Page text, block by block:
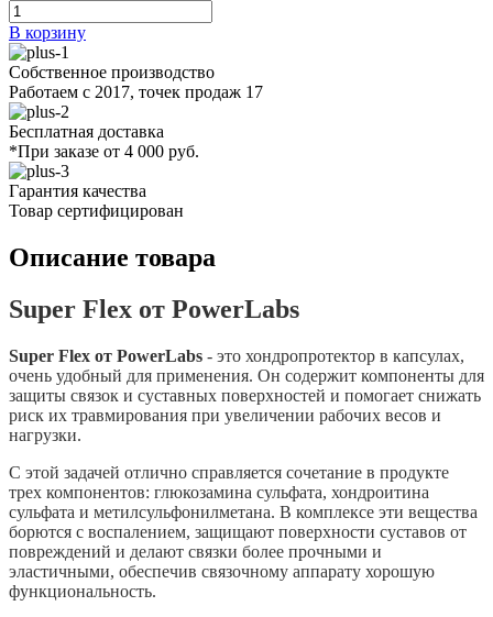
В корзину
Собственное производство
Работаем с 2017, точек продаж 17
Бесплатная доставка
*При заказе от 4 000 руб.
Гарантия качества
Товар сертифицирован
Описание товара
Super Flex от PowerLabs
Super Flex от PowerLabs - это хондропротектор в капсулах,
очень удобный для применения. Он содержит компоненты для
защиты связок и суставных поверхностей и помогает снижать
риск их травмирования при увеличении рабочих весов и
нагрузки.
С этой задачей отлично справляется сочетание в продукте
трех компонентов: глюкозамина сульфата, хондроитина
сульфата и метилсульфонилметана. В комплексе эти вещества
борются с воспалением, защищают поверхности суставов от
повреждений и делают связки более прочными и
эластичными, обеспечив связочному аппарату хорошую
функциональность.